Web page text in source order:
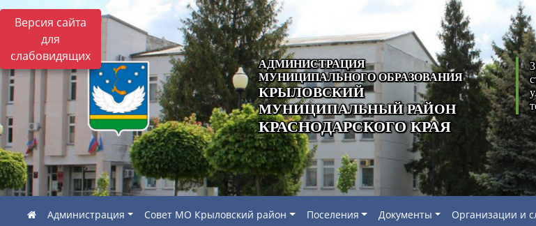
Версия сайта
для
слабовидящих
АДМИНИСТРАЦИЯ
МУНИЦИПАЛЬНОГО ОБРАЗОВАНИЯ
КРЫЛОВСКИЙ
МУНИЦИПАЛЬНЫЙ РАЙОН
КРАСНОДАРСКОГО КРАЯ
Администрация Совет МО Крыловский район Поселения Документы Организации и